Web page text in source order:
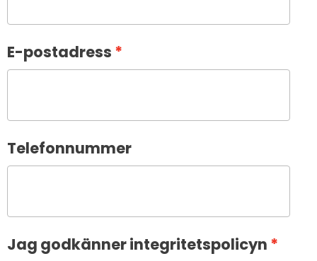
E-postadress
Telefonnummer
Jag godkänner integritetspolicyn